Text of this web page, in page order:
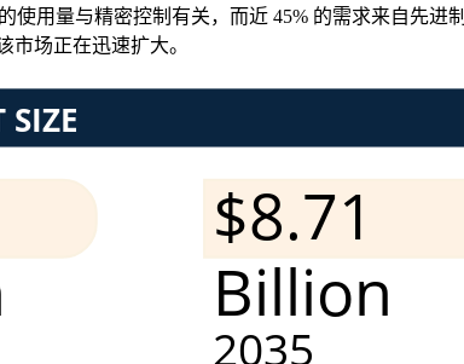
使用量与精密控制有关，而近 45% 的需求来自先
市场正在迅速扩大。